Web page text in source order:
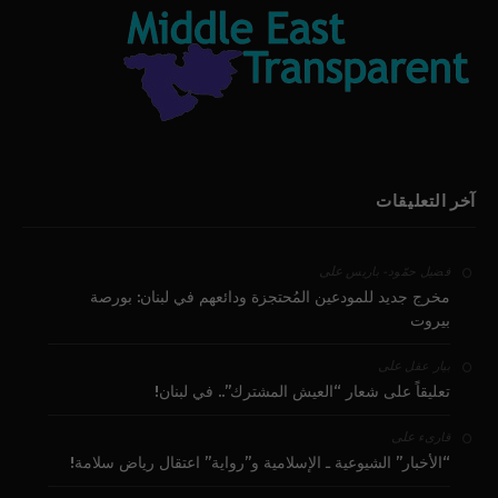
آخر التعليقات
فضيل حمّود - باريس على
مخرج جديد للمودعين المُحتجزة ودائعهم في لبنان: بورصة
بيروت
بيار عقل على
تعليقاً على شعار “العيش المشترك”.. في لبنان!
قارىء على
“الأخبار” الشيوعية ـ الإسلامية و”رواية” اعتقال رياض سلامة!